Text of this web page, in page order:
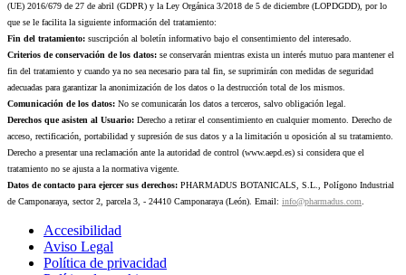
(UE) 2016/679 de 27 de abril (GDPR) y la Ley Orgánica 3/2018 de 5 de diciembre (LOPDGDD), por lo
que se le facilita la siguiente información del tratamiento:
Fin del tratamiento: suscripción al boletín informativo bajo el consentimiento del interesado.
Criterios de conservación de los datos: se conservarán mientras exista un interés mutuo para mantener el
fin del tratamiento y cuando ya no sea necesario para tal fin, se suprimirán con medidas de seguridad
adecuadas para garantizar la anonimización de los datos o la destrucción total de los mismos.
Comunicación de los datos: No se comunicarán los datos a terceros, salvo obligación legal.
Derechos que asisten al Usuario: Derecho a retirar el consentimiento en cualquier momento. Derecho de
acceso, rectificación, portabilidad y supresión de sus datos y a la limitación u oposición al su tratamiento.
Derecho a presentar una reclamación ante la autoridad de control (www.aepd.es) si considera que el
tratamiento no se ajusta a la normativa vigente.
Datos de contacto para ejercer sus derechos: PHARMADUS BOTANICALS, S.L., Polígono Industrial
de Camponaraya, sector 2, parcela 3, - 24410 Camponaraya (León). Email: info@pharmadus.com.
Accesibilidad
Aviso Legal
Política de privacidad